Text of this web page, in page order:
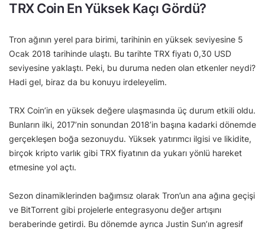
TRX Coin En Yüksek Kaçı Gördü?
Tron ağının yerel para birimi, tarihinin en yüksek seviyesine 5
Ocak 2018 tarihinde ulaştı. Bu tarihte TRX fiyatı 0,30 USD
seviyesine yaklaştı. Peki, bu duruma neden olan etkenler neydi?
Hadi gel, biraz da bu konuyu irdeleyelim.
TRX Coin’in en yüksek değere ulaşmasında üç durum etkili oldu.
Bunların ilki, 2017’nin sonundan 2018’in başına kadarki dönemde
gerçekleşen boğa sezonuydu. Yüksek yatırımcı ilgisi ve likidite,
birçok kripto varlık gibi TRX fiyatının da yukarı yönlü hareket
etmesine yol açtı.
Sezon dinamiklerinden bağımsız olarak Tron’un ana ağına geçişi
ve BitTorrent gibi projelerle entegrasyonu değer artışını
beraberinde getirdi. Bu dönemde ayrıca Justin Sun’ın agresif